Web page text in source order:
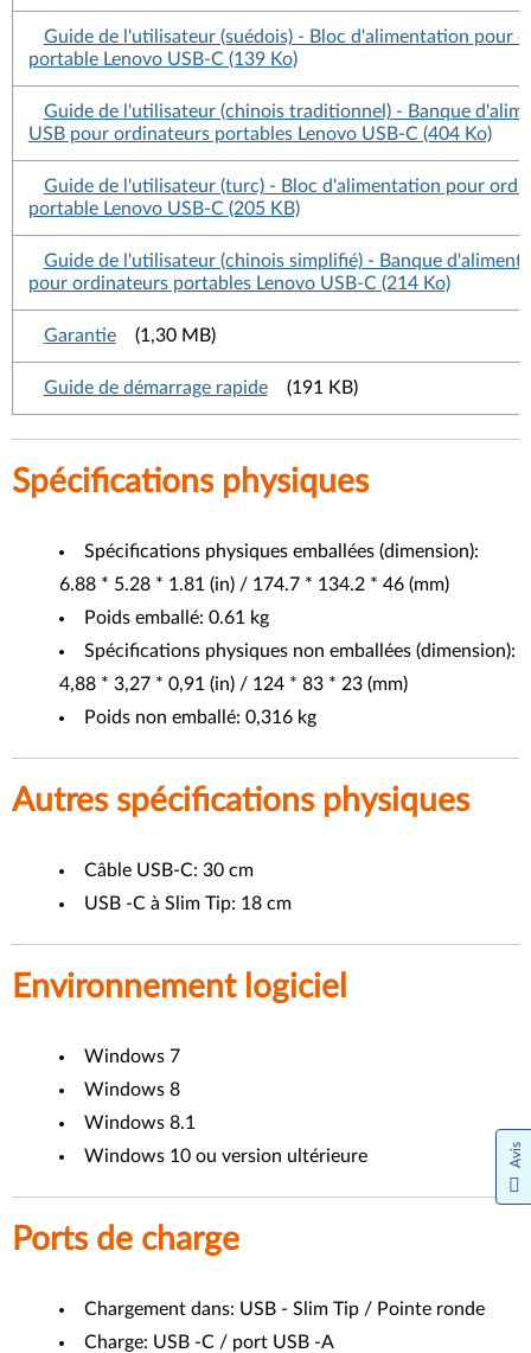
Guide de l'utilisateur (suédois) - Bloc d'alimentation pour
portable Lenovo USB-C (139 Ko)
Guide de l'utilisateur (chinois traditionnel) - Banque
USB pour ordinateurs portables Lenovo USB-C (404 Ko)
Guide de l'utilisateur (turc) - Bloc d'alimentation pour
portable Lenovo USB-C (205 KB)
Guide de l'utilisateur (chinois simplifié) - Banque
pour ordinateurs portables Lenovo USB-C (214 Ko)
Garantie (1,30 MB)
Guide de démarrage rapide (191 KB)
Spécifications physiques
Spécifications physiques emballées (dimension):
6.88 * 5.28 * 1.81 (in) / 174.7 * 134.2 * 46 (mm)
Poids emballé: 0.61 kg
Spécifications physiques non emballées (dimension):
4,88 * 3,27 * 0,91 (in) / 124 * 83 * 23 (mm)
Poids non emballé: 0,316 kg
Autres spécifications physiques
Câble USB-C: 30 cm
USB -C à Slim Tip: 18 cm
Environnement logiciel
Windows 7
Windows 8
Windows 8.1
Windows 10 ou version ultérieure
Ports de charge
Chargement dans: USB - Slim Tip / Pointe ronde
Charge: USB -C / port USB -A
Avis